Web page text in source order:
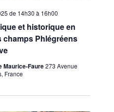
et historique en
champs Phlégréens
de 14h30 à 16h00
Maurice-Faure273 Avenue
France